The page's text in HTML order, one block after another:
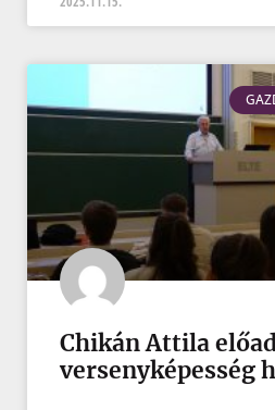
Chikán Attila
versenyképesség